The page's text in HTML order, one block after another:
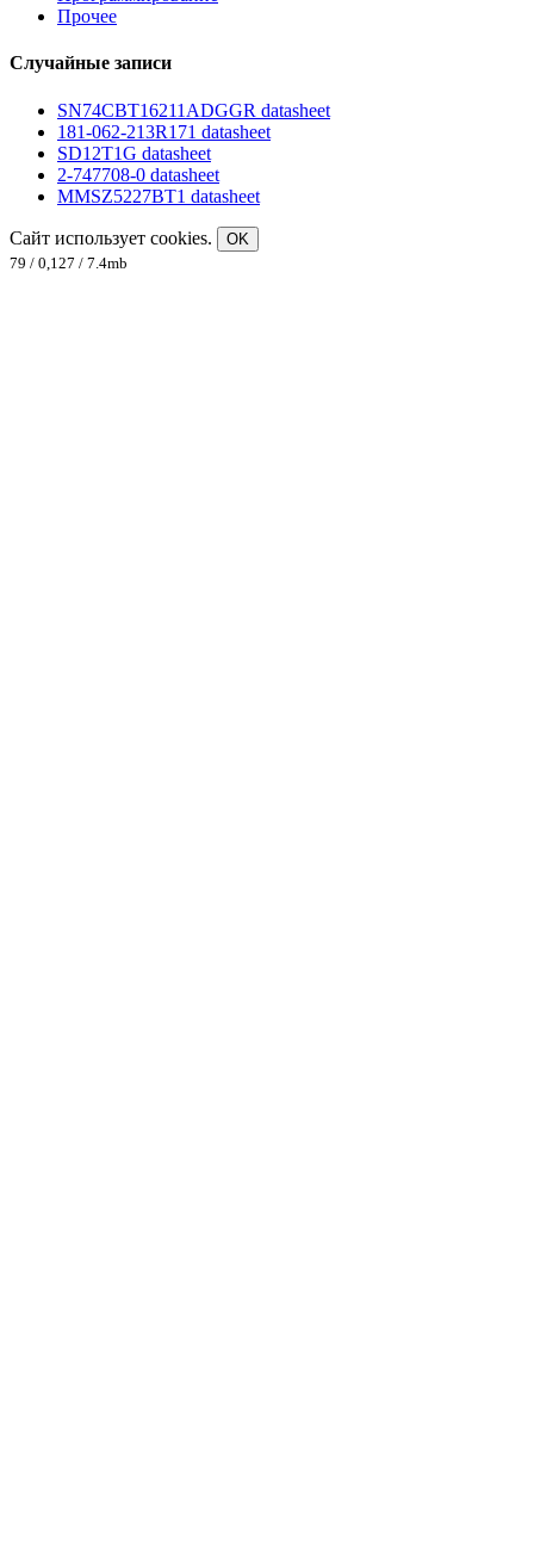
Прочее
Случайные записи
SN74CBT16211ADGGR datasheet
181-062-213R171 datasheet
SD12T1G datasheet
2-747708-0 datasheet
MMSZ5227BT1 datasheet
Сайт использует cookies.
OK
79 / 0,127 / 7.4mb